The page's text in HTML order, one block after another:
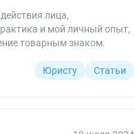
лица,
и мой личный опыт,
товарным знаком.
Юристу Статьи